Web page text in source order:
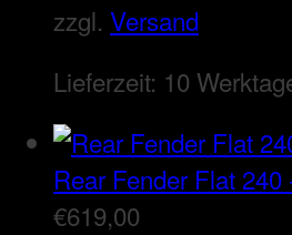
zzgl. Versand
Lieferzeit: 10
Rear Fender Flat
€619,00